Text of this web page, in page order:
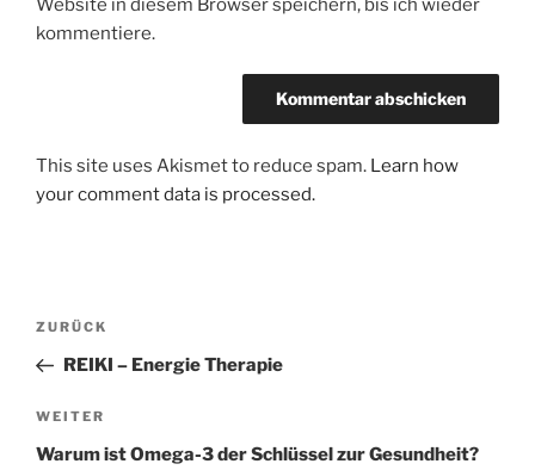
Website in diesem Browser speichern, bis ich wieder
kommentiere.
This site uses Akismet to reduce spam. Learn how
your comment data is processed.
Beitrags-
Vorheriger
Beitrag
ZURÜCK
REIKI – Energie Therapie
Nächster
Beitrag
WEITER
Warum ist Omega-3 der Schlüssel zur Gesundheit?